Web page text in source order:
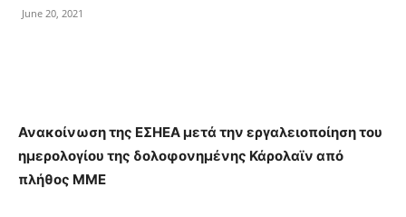
June 20, 2021
Ανακοίνωση της ΕΣΗΕΑ μετά την εργαλειοποίηση του
ημερολογίου της δολοφονημένης Κάρολαϊν από
πλήθος ΜΜΕ